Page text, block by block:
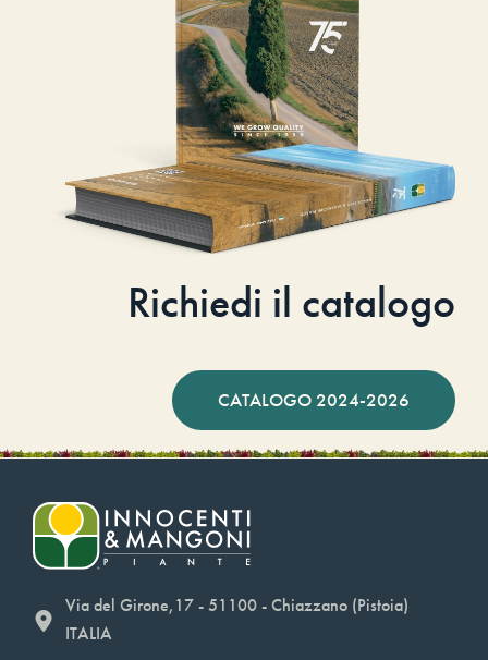
Richiedi il catalogo
CATALOGO 2024-2026
Via del Girone,17 - 51100 - Chiazzano (Pistoia)
ITALIA